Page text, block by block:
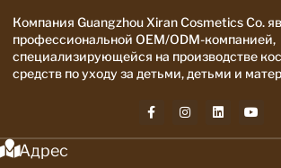
Компания Guangzhou Xiran Cosmetics Co.
профессиональной OEM/ODM-компанией,
специализирующейся на производстве
средств по уходу за детьми, детьми и
Адрес